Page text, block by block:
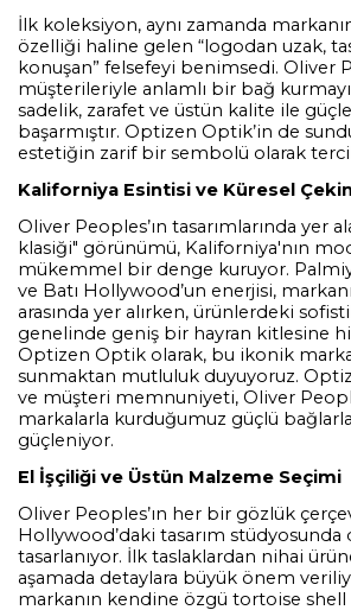
İlk koleksiyon, aynı zamanda
özelliği haline gelen “logodan uzak,
konuşan” felsefeyi benimsedi. Oliver
müşterileriyle anlamlı bir bağ
sadelik, zarafet ve üstün kalite ile
başarmıştır. Optizen Optik’in de
estetiğin zarif bir sembolü olarak
Kaliforniya Esintisi ve Küresel
Oliver Peoples’ın tasarımlarında yer
klasiği" görünümü, Kaliforniya'nın
mükemmel bir denge kuruyor.
ve Batı Hollywood’un enerjisi,
arasında yer alırken, ürünlerdeki
genelinde geniş bir hayran kitlesine
Optizen Optik olarak, bu ikonik
sunmaktan mutluluk duyuyoruz.
ve müşteri memnuniyeti, Oliver
markalarla kurduğumuz güçlü
güçleniyor.
El İşçiliği ve Üstün Malzeme Seçimi
Oliver Peoples’ın her bir gözlük
Hollywood’daki tasarım stüdyosunda
tasarlanıyor. İlk taslaklardan nihai
aşamada detaylara büyük önem
markanın kendine özgü tortoise